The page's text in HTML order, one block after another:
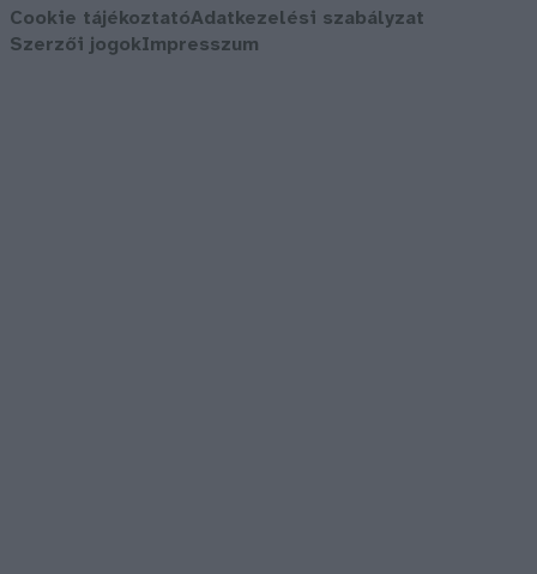
Cookie tájékoztatóAdatkezelési szabályzat
Szerzői jogokImpresszum